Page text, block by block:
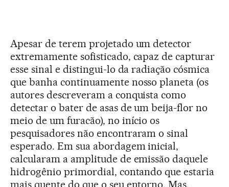
Apesar de terem projetado um detector
extremamente sofisticado, capaz de capturar
esse sinal e distingui-lo da radiação cósmica
que banha continuamente nosso planeta (os
autores descreveram a conquista como
detectar o bater de asas de um beija-flor no
meio de um furacão), no início os
pesquisadores não encontraram o sinal
esperado. Em sua abordagem inicial,
calcularam a amplitude de emissão daquele
hidrogênio primordial, contando que estaria
mais quente do que o seu entorno. Mas,